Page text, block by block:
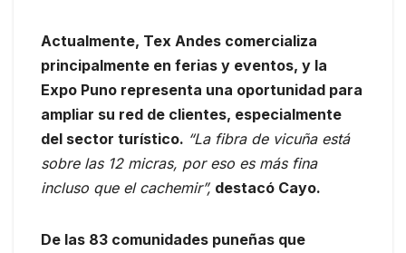
Actualmente, Tex Andes comercializa
principalmente en ferias y eventos, y la
Expo Puno representa una oportunidad para
ampliar su red de clientes, especialmente
del sector turístico. “La fibra de vicuña está
sobre las 12 micras, por eso es más fina
incluso que el cachemir”, destacó Cayo.
De las 83 comunidades puneñas que